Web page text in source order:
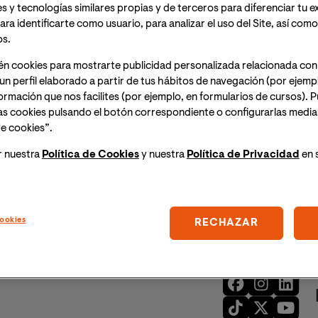
por la Universidad de Valencia con un Máster
soy Director del Instituto de Investigación
nutricional, adicciones y Salud Pública con el que estamos
en JCR, mis líneas de trabajo son la e
de sustancias mediante la determinación en distintas
de enfermedades rarasproducidas por la exposición a
Instituto de Bioquímica y Biología Molecular de la
Clínic de Barcelona, la Universidad de Valencia y el
y tecnologías similares propias y de terceros para diferenciar tu
identificarte como usuario, para analizar el uso del Site, así
cookies para mostrarte publicidad personalizada relacionada
perfil elaborado a partir de tus hábitos de navegación (por
que nos facilites (por ejemplo, en formularios de cursos).
cookies pulsando el botón correspondiente o configurarlas
cookies”.
nuestra Política de Cookiesy nuestra Política de Privacidad en
RECHAZAR